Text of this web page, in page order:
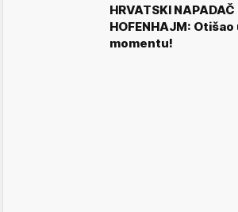
HRVATSKI
HOFENHAJM:
momentu!